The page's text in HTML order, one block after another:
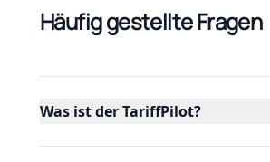
Häufig gestellte Fragen
Was ist der TariffPilot?